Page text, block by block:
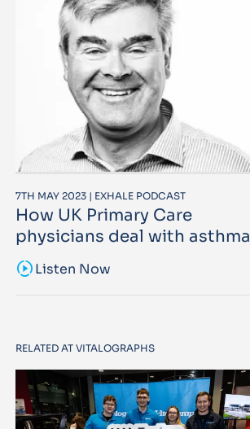
7TH MAY 2023 | EXHALE PODCAST
How UK Primary Care
physicians deal with asthma
sound_samplerListen Now
RELATED AT VITALOGRAPHS